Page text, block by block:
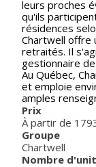
leurs proches
qu'ils
résidences
Chartwell offre
retraités. Il
gestionnaire
Au Québec,
et emploie
amples
Prix
À partir de
Groupe
Chartwell
Nombre